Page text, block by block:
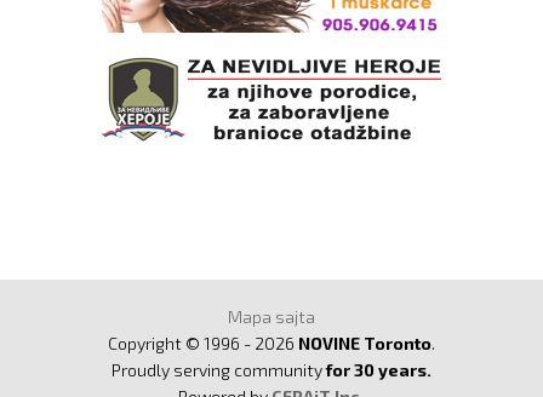
Mapa sajta
Copyright © 1996 - 2026 NOVINE Toronto.
Proudly serving communityfor 30 years.